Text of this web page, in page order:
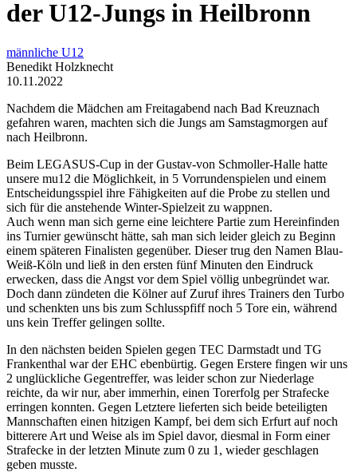
der U12-Jungs in Heilbronn
männliche U12
Benedikt Holzknecht
10.11.2022
Nachdem die Mädchen am Freitagabend nach Bad Kreuznach
gefahren waren, machten sich die Jungs am Samstagmorgen auf
nach Heilbronn.
Beim LEGASUS-Cup in der Gustav-von Schmoller-Halle hatte
unsere mu12 die Möglichkeit, in 5 Vorrundenspielen und einem
Entscheidungsspiel ihre Fähigkeiten auf die Probe zu stellen und
sich für die anstehende Winter-Spielzeit zu wappnen.
Auch wenn man sich gerne eine leichtere Partie zum Hereinfinden
ins Turnier gewünscht hätte, sah man sich leider gleich zu Beginn
einem späteren Finalisten gegenüber. Dieser trug den Namen Blau-
Weiß-Köln und ließ in den ersten fünf Minuten den Eindruck
erwecken, dass die Angst vor dem Spiel völlig unbegründet war.
Doch dann zündeten die Kölner auf Zuruf ihres Trainers den Turbo
und schenkten uns bis zum Schlusspfiff noch 5 Tore ein, während
uns kein Treffer gelingen sollte.
In den nächsten beiden Spielen gegen TEC Darmstadt und TG
Frankenthal war der EHC ebenbürtig. Gegen Erstere fingen wir uns
2 unglückliche Gegentreffer, was leider schon zur Niederlage
reichte, da wir nur, aber immerhin, einen Torerfolg per Strafecke
erringen konnten. Gegen Letztere lieferten sich beide beteiligten
Mannschaften einen hitzigen Kampf, bei dem sich Erfurt auf noch
bitterere Art und Weise als im Spiel davor, diesmal in Form einer
Strafecke in der letzten Minute zum 0 zu 1, wieder geschlagen
geben musste.